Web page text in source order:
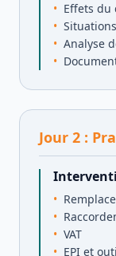
Effets du
Analyse
Jour 2 :
VAT
EPI et